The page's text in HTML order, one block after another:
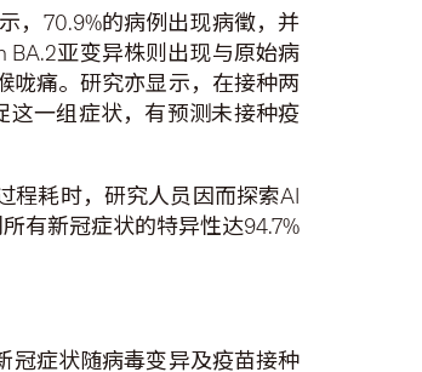
，70.9%的病例出现病徵，并
亚变异株则出现与原始病
咙痛。研究亦显示，在接种两
这一组症状，有预测未接种疫
程耗时，研究人员因而探索AI
有新冠症状的特异性达94.7%
冠症状随病毒变异及疫苗接种